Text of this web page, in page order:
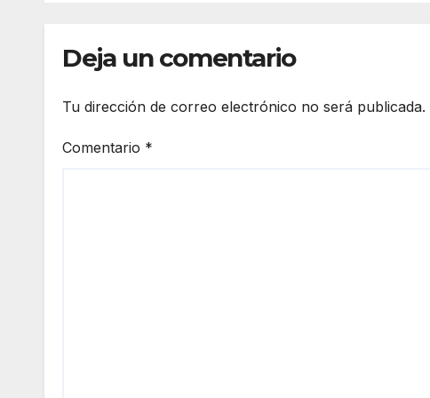
Deja un comentario
Tu dirección de correo electrónico no será publicada.
Comentario *